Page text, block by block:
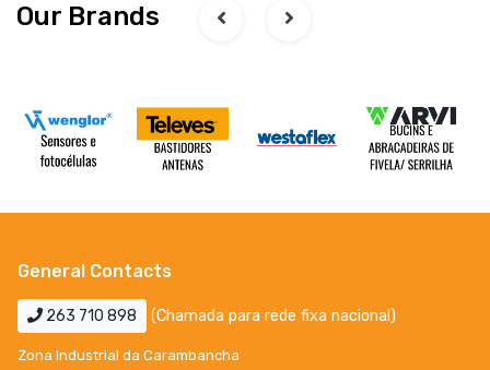
Our Brands
General Contacts
263 710 898 (Chamada para rede fixa nacional)
Zona Industrial da Carambancha